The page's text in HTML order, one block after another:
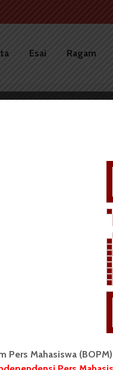
Esai Ragam
Pers Mahasiswa